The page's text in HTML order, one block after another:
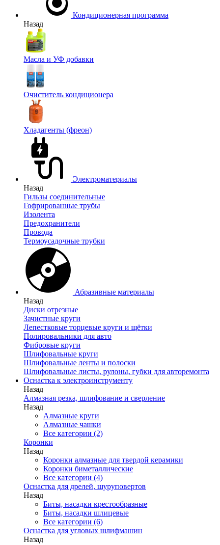
Кондиционерная программа
Назад
Масла и УФ добавки
Очиститель кондиционера
Хладагенты (фреон)
Электроматериалы
Назад
Гильзы соединительные
Гофрированные трубы
Изолента
Предохранители
Провода
Термоусадочные трубки
Абразивные материалы
Назад
Диски отрезные
Зачистные круги
Лепестковые торцевые круги и щётки
Полировальники для авто
Фибровые круги
Шлифовальные круги
Шлифовальные ленты и полоски
Шлифовальные листы, рулоны, губки для авторемонта
Оснастка к электроинструменту
Назад
Алмазная резка, шлифование и сверление
Назад
Алмазные круги
Алмазные чашки
Все категории (2)
Коронки
Назад
Коронки алмазные для твердой керамики
Коронки биметаллические
Все категории (4)
Оснастка для дрелей, шуруповертов
Назад
Биты, насадки крестообразные
Биты, насадки шлицевые
Все категории (6)
Оснастка для угловых шлифмашин
Назад